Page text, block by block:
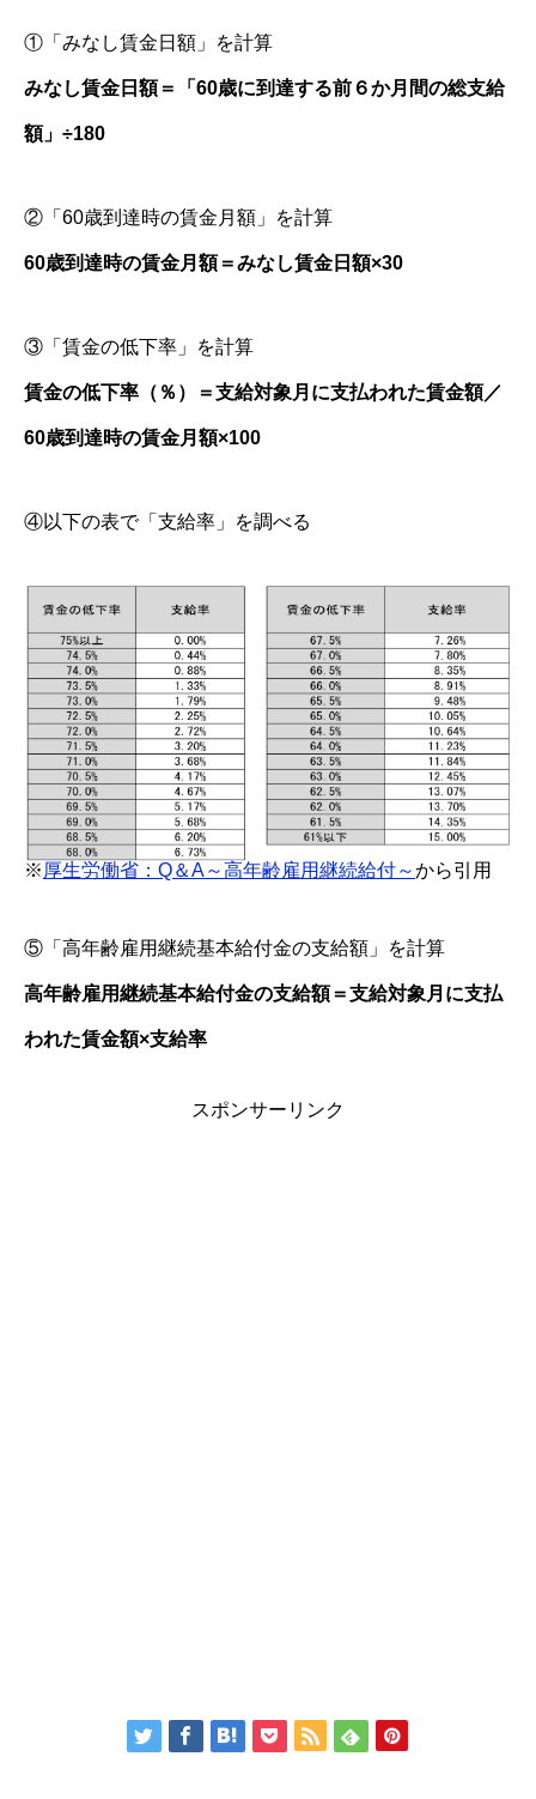
①「みなし賃金日額」を計算
みなし賃金日額＝「60歳に到達する前６か月間の総支給
額」÷180
②「60歳到達時の賃金月額」を計算
60歳到達時の賃金月額＝みなし賃金日額×30
③「賃金の低下率」を計算
賃金の低下率（％）＝支給対象月に支払われた賃金額／
60歳到達時の賃金月額×100
④以下の表で「支給率」を調べる
※ 厚生労働省：Q＆A～高年齢雇用継続給付～から引用
⑤「高年齢雇用継続基本給付金の支給額」を計算
高年齢雇用継続基本給付金の支給額＝支給対象月に支払
われた賃金額×支給率
スポンサーリンク